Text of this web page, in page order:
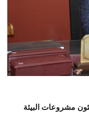
مشروعات البيئة